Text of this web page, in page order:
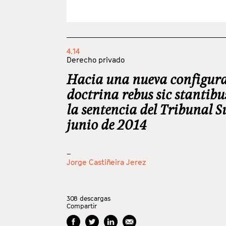
4.14
Derecho privado
Hacia una nueva
doctrina rebus sic
la sentencia del Tribunal
junio de 2014
_
Jorge Castiñeira Jerez
308 descargas
Compartir